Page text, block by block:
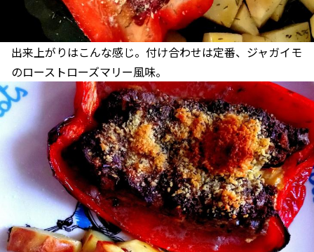
出来上がりはこんな感じ。付け合わせは定番、ジャガイモ
のローストローズマリー風味。